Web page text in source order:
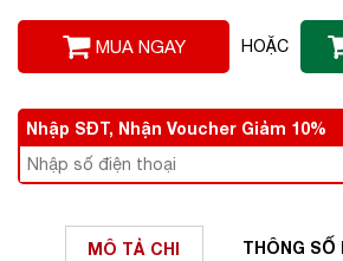
MUA NGAY HOẶC
Nhập SĐT, Nhận Voucher Giảm 10%
MÔ TẢ CHI
THÔNG SỐ